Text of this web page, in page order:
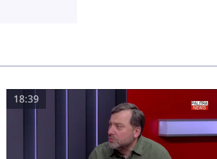
18:39